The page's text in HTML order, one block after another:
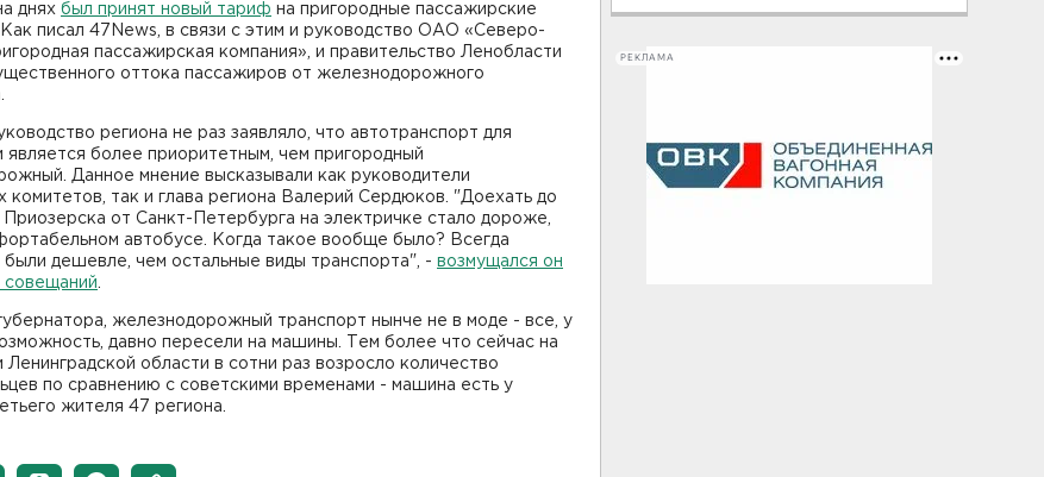
днях был принят новый тариф на пригородные пассажирские
писал 47News, в связи с этим и руководство ОАО «Северо-
пассажирская компания», и правительство Ленобласти
оттока пассажиров от железнодорожного
региона не раз заявляло, что автотранспорт для
является более приоритетным, чем пригородный
Данное мнение высказывали как руководители
комитетов, так и глава региона Валерий Сердюков. "Доехать до
Приозерска от Санкт-Петербурга на электричке стало дороже,
автобусе. Когда такое вообще было? Всегда
были дешевле, чем остальные виды транспорта", - возмущался он
совещаний
железнодорожный транспорт нынче не в моде - все, у
давно пересели на машины. Тем более что сейчас на
Ленинградской области в сотни раз возросло количество
по сравнению с советскими временами - машина есть у
жителя 47 региона.
РЕКЛАМА